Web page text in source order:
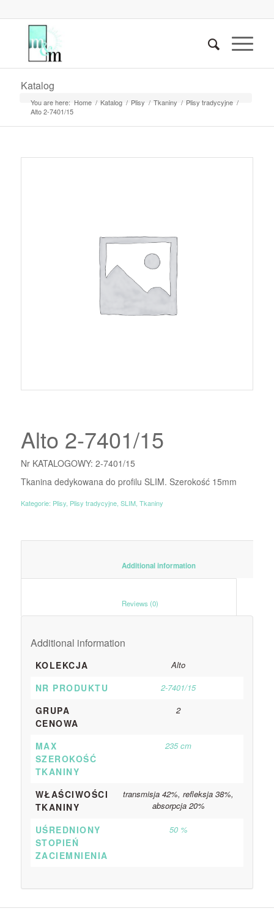
Katalog
You are here: Home / Katalog / Plisy / Tkaniny / Plisy tradycyjne /
Alto 2-7401/15
Alto 2-7401/15
Nr KATALOGOWY: 2-7401/15
Tkanina dedykowana do profilu SLIM. Szerokość 15mm
Kategorie: Plisy, Plisy tradycyjne, SLIM, Tkaniny
						Additional information
Additional information
KOLEKCJA Alto
NR PRODUKTU 2-7401/15
GRUPA
CENOWA
2
MAX
SZEROKOŚĆ
TKANINY
235 cm
WŁAŚCIWOŚCI
TKANINY
transmisja 42%, refleksja 38%,
absorpcja 20%
UŚREDNIONY
STOPIEŃ
ZACIEMNIENIA
50 %